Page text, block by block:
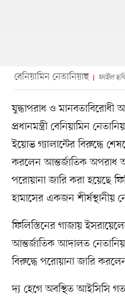
বেনিয়ামিন নেতানিয়াহু ফাইল ছবি
যুদ্ধাপরাধ ও
প্রধানমন্ত্রী বেনিয়ামিন
ইয়োভ গ্যালান্টের বিরুদ্ধে
করলেন আন্তর্জাতিক
পরোয়ানা জারি করা হয়েছে
হামাসের একজন শীর্ষস্থানীয়
ফিলিস্তিনের গাজায়
আন্তর্জাতিক আদালত
বিরুদ্ধে পরোয়ানা জারি
দ্য হেগে অবস্থিত আইসিসি